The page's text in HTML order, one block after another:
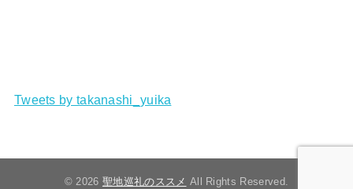
Tweets by takanashi_yuika
© 2026 聖地巡礼のススメ All Rights Reserved.